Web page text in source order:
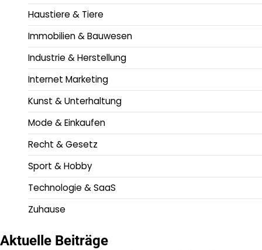
Haustiere & Tiere
Immobilien & Bauwesen
Industrie & Herstellung
Internet Marketing
Kunst & Unterhaltung
Mode & Einkaufen
Recht & Gesetz
Sport & Hobby
Technologie & SaaS
Zuhause
Aktuelle Beiträge